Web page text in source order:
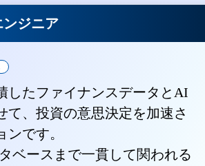
ンジニア
したファイナンスデータとAI
て、投資の意思決定を加速さ
ンです。
ベースまで一貫して関われる